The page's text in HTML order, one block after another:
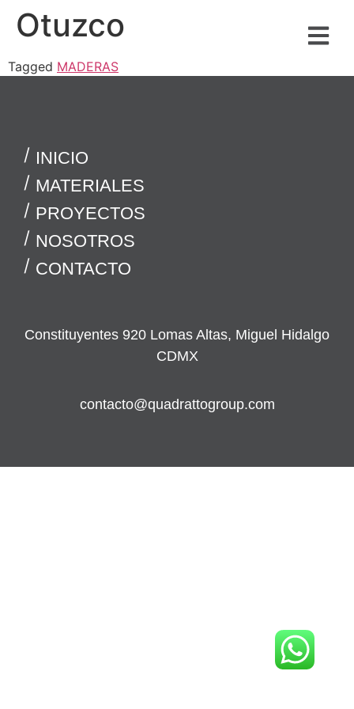
Otuzco
Tagged MADERAS
INICIO
MATERIALES
PROYECTOS
NOSOTROS
CONTACTO
Constituyentes 920 Lomas Altas, Miguel Hidalgo
CDMX
contacto@quadrattogroup.com